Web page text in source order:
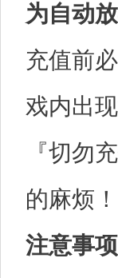
为自动
充值前
戏内出
『切勿
的麻烦！
注意事